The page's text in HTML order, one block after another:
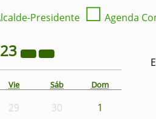
Presidente ☐ Agenda
Vie Sáb Dom
29 30 1